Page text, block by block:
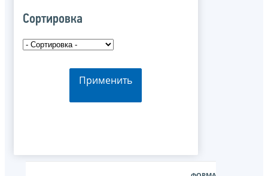
Сортировка
Применить